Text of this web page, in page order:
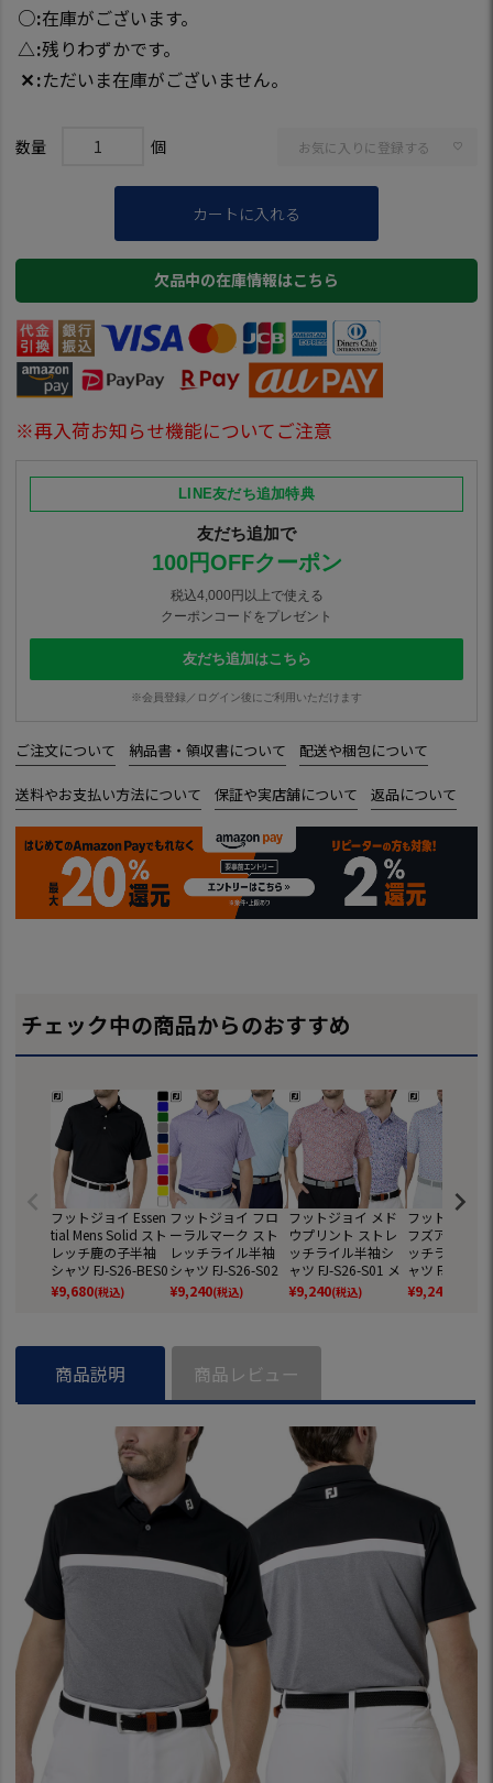
○ 在庫がございます。
△ 残りわずかです。
✕ ただいま在庫がございません。
お気に入りに登録する
カートに入れる
欠品中の在庫情報はこちら
※再入荷お知らせ機能についてご注意
LINE友だち追加特典
友だち追加で
100円OFFクーポン
税込4,000円以上で使える
クーポンコードをプレゼント
友だち追加はこちら
※会員登録／ログイン後にご利用いただけます
ご注文について 納品書・領収書について 配送や梱包について
送料やお支払い方法について 保証や実店舗について 返品について
チェック中の商品からのおすすめ
フットジョイ Essen
tial Mens Solid スト
レッチ鹿の子半袖
シャツ FJ-S26-BES0
1 メンズ 半袖 ゴル
フウェア FOOTJOY
¥9,680(税込)
フットジョイ フロ
ーラルマーク スト
レッチライル半袖
シャツ FJ-S26-S02
メンズ 半袖 ゴルフ
ウェア FOOTJOY 20
¥9,240(税込)
フットジョイ メド
ウプリント ストレ
ッチライル半袖シ
ャツ FJ-S26-S01 メ
ンズ 半袖 ゴルフウ
ェア FOOTJOY 202
¥9,240(税込)
フットジョイ
フズアップ
ッチライル半
ャツ FJ-S26-
ンズ 半袖 ゴ
ェア
¥9,240
商品説明 商品レビュー